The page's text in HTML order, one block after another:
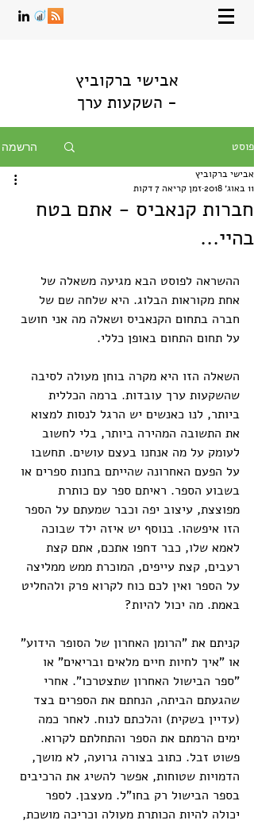
אבישי ברקוביץ
- השקעות ערך
פוסט הרשמה
חברות קנאביס - אתם בטח
בהיי...
אבישי ברקוביץ
11 באוג׳ 2018
זמן קריאה 7 דקות
ההשראה לפוסט הבא מגיעה משאלה של
אחת מקוראות הבלוג. היא שלחה שם של
חברה בתחום הקנאביס ושאלה מה אני חושב
על תחום התחום באופן כללי.
השאלה הזו היא מקרה בוחן מעולה לסיבה
שהשקעות ערך עובדות. ברמה הכללית
ביותר, לנו כאנשים יש הרגל לנסות למצוא
את התשובה המהירה ביותר, בלי לחשוב
לעומק על מה אנחנו בעצם עושים. תחשבו
על הפעם האחרונה שהייתם בחנות ספרים או
בשבוע הספר. ראיתם ספר עם כותרת
מפוצצת, עיצוב יפה וכבר שמעתם על הספר
הזו איפשהו. בנוסף יש איזה ילד שבוכה
לאמא שלו, כבר דחפו אתכם, אתם קצת
רעבים, קצת עייפים, המוכרת ממש ממליצה
על הספר ואין לכם כוח לקרוא פרק ולהחליט
באמת. מה יכול להיות?
קניתם את "הרומן האחרון של הסופר הידוע"
או "איך לחיות חיים מלאים ובריאים" או
"ספר הבישול האחרון שתצטרכו". אחרי
שהגעתם הביתה, הנחתם את הספרים בצד
(עדיין בשקית) והלכתם לנוח. לאחר כמה
ימים הרמתם את הספר והתחלתם לקרוא.
פשוט זבל. כתוב בצורה גרועה, לא מושך,
הדמויות שטוחות, אפשר להשיג את הרכיבים
בספר הבישול רק בחו"ל. מעצבן. לספר
יכולה להיות הכותרת מעולה וכריכה מושכת,